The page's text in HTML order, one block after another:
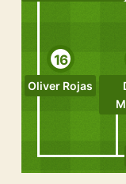
16
Oliver Rojas